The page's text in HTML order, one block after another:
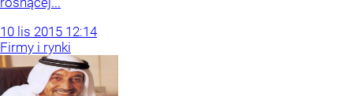
10 lis 2015 12:14
Firmy i rynki